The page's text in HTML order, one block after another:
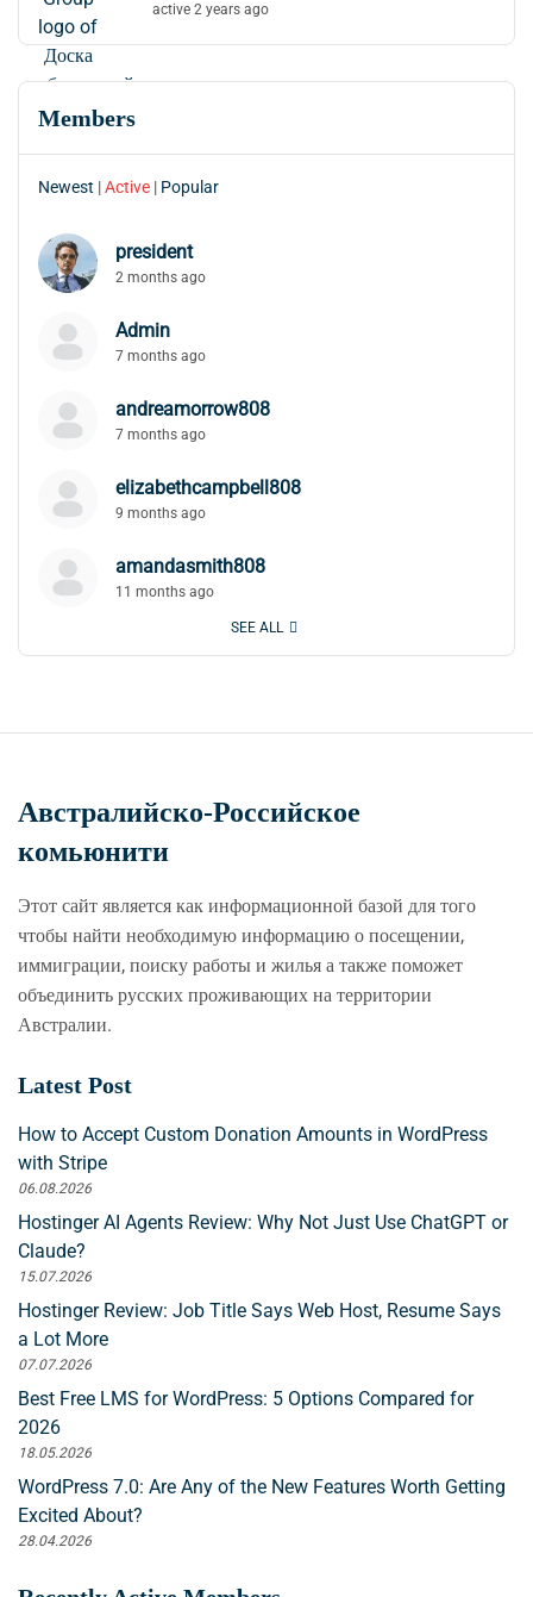
active 2 years ago
Members
Newest |Active | Popular
president
2 months ago
Admin
7 months ago
andreamorrow808
7 months ago
elizabethcampbell808
9 months ago
amandasmith808
11 months ago
SEE ALL
Австралийско-Российское
комьюнити
Этот сайт является как информационной базой для того
чтобы найти необходимую информацию о посещении,
иммиграции, поиску работы и жилья а также поможет
объединить русских проживающих на территории
Австралии.
Latest Post
How to Accept Custom Donation Amounts in WordPress
with Stripe
06.08.2026
Hostinger AI Agents Review: Why Not Just Use ChatGPT or
Claude?
15.07.2026
Hostinger Review: Job Title Says Web Host, Resume Says
a Lot More
07.07.2026
Best Free LMS for WordPress: 5 Options Compared for
2026
18.05.2026
WordPress 7.0: Are Any of the New Features Worth Getting
Excited About?
28.04.2026